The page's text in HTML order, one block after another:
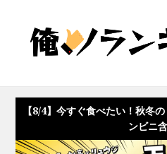
【8/4】今すぐ食べたい！秋冬
ンビニ含